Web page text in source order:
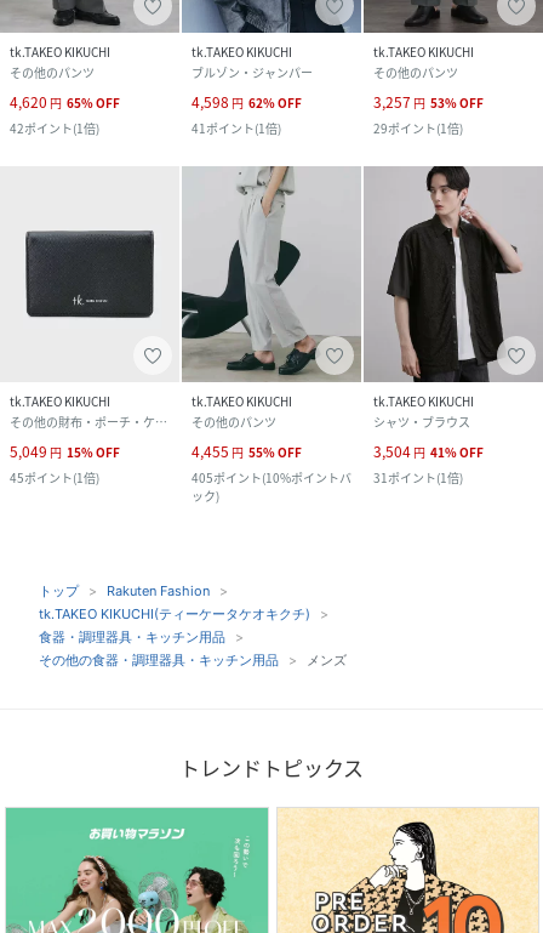
tk.TAKEO KIKUCHI
その他のパンツ
4,620 円 65%OFF
42ポイント(1倍)
tk.TAKEO KIKUCHI
ブルゾン・ジャンパー
4,598 円 62%OFF
41ポイント(1倍)
tk.TAKEO KIKUCHI
その他のパンツ
3,257 円 53%OFF
29ポイント(1倍)
tk.TAKEO KIKUCHI
その他の財布・ポーチ・ケース
5,049 円 15%OFF
45ポイント(1倍)
tk.TAKEO KIKUCHI
その他のパンツ
4,455 円 55%OFF
405ポイント(10%ポイントバ
ック)
tk.TAKEO KIKUCHI
シャツ・ブラウス
3,504 円 41%OFF
31 ポイント(1倍)
トップ
Rakuten Fashion
tk.TAKEO KIKUCHI(ティーケータケオキクチ)
食器・調理器具・キッチン用品
その他の食器・調理器具・キッチン用品
メンズ
トレンドトピックス